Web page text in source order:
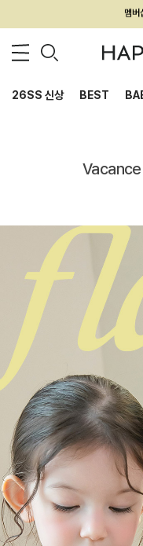
회원전용
멤
26SS 신상 BEST